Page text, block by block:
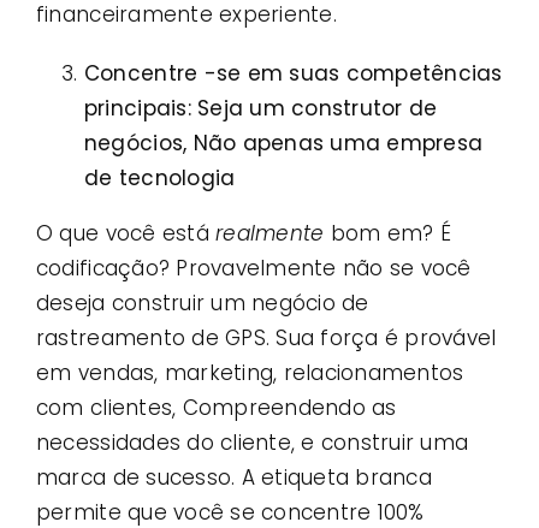
financeiramente experiente.
Concentre -se em suas competências
principais: Seja um construtor de
negócios, Não apenas uma empresa
de tecnologia
O que você estárealmente bom em? É
codificação? Provavelmente não se você
deseja construir um negócio de
rastreamento de GPS. Sua força é provável
em vendas, marketing, relacionamentos
com clientes, Compreendendo as
necessidades do cliente, e construir uma
marca de sucesso. A etiqueta branca
permite que você se concentre 100%